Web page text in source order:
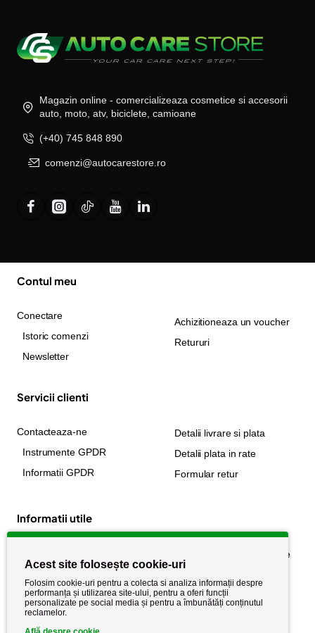
Magazin online - comercializeaza cosmetice si accesorii
auto, moto, atv, biciclete, camioane
(+40) 745 848 890
comenzi@autocarestore.ro
Contul meu
Conectare
Istoric comenzi
Newsletter
Achizitioneaza un voucher
Retururi
Servicii clienti
Contacteaza-ne
Instrumente GPDR
Informatii GPDR
Detalii livrare si plata
Detalii plata in rate
Formular retur
Informatii utile
Politica de cookie
Politica de confidențialitate
Termeni si conditii
Acest site folosește cookie-uri
Folosim cookie-uri pentru a colecta si analiza informații despre
performanța și utilizarea site-ului, pentru a oferi funcții
personalizate pe social media și pentru a îmbunătăți conținutul
reclamelor.